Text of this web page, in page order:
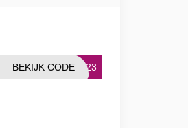
SA23
BEKIJK CODE